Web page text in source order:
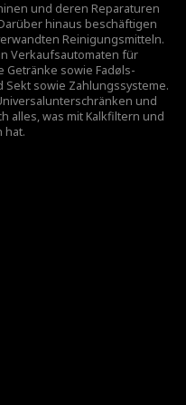
und deren Reparaturen
hinaus beschäftigen
Reinigungsmitteln.
Verkaufsautomaten für
sowie Fadøls-
Sekt sowie Zahlungssysteme.
und
alles, was mit Kalkfiltern und
hat.